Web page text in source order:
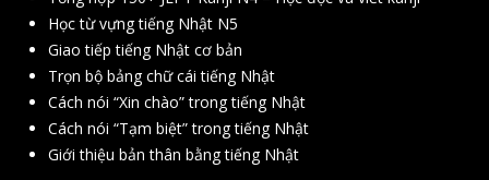
Học từ vựng tiếng Nhật N5
Giao tiếp tiếng Nhật cơ bản
Trọn bộ bảng chữ cái tiếng Nhật
Cách nói “Xin chào” trong tiếng Nhật
Cách nói “Tạm biệt” trong tiếng Nhật
Giới thiệu bản thân bằng tiếng Nhật